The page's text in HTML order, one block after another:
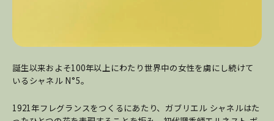
誕生以来およそ100年以上にわたり世界中の女性を虜にし続けて
いるシャネル N°5。
1921年フレグランスをつくるにあたり、ガブリエル シャネルはた